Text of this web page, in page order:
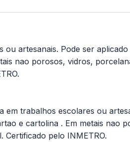
artesanais. Pode ser
nao porosos, vidros,
em trabalhos escolares ou
e cartolina . Em metais nao
Certificado pelo INMETRO.